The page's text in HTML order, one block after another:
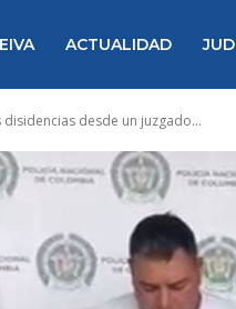
ACTUALIDAD
desde un juzgado...